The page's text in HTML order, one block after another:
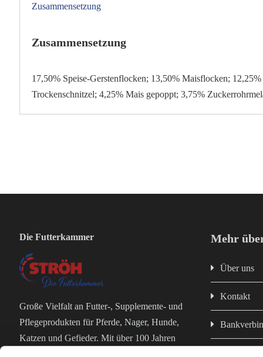
Zusammensetzung
Zusammensetzung
17,50% Speise-Gerstenflocken; 13,50% Maisflocken;
Trockenschnitzel; 4,25% Mais gepoppt; 3,75%
Die Futterkammer
Große Vielfalt an Futter-, Supplemente- und
Pflegeprodukten für Pferde, Nager, Hunde,
Katzen und Gefieder. Mit über 100 Jahren
Mehr
Über uns
Kontakt